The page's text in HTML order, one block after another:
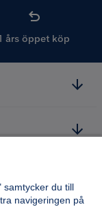
års öppet köp
samtycker du till
navigeringen på